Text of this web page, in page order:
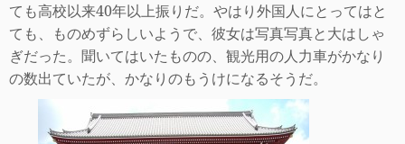
ても高校以来40年以上振りだ。やはり外国人にとってはと
ても、ものめずらしいようで、彼女は写真写真と大はしゃ
ぎだった。聞いてはいたものの、観光用の人力車がかなり
の数出ていたが、かなりのも うけになるそうだ。